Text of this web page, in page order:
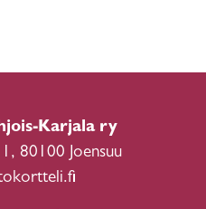
Karjala ry
80100 Joensuu